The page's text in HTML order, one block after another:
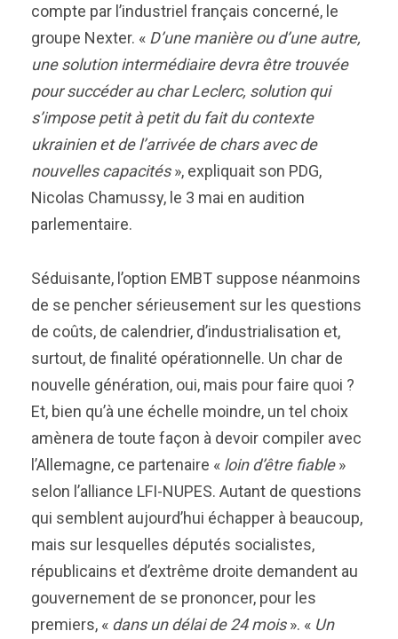
compte par l’industriel français concerné, le
groupe Nexter. « D’une manière ou d’une autre,
une solution intermédiaire devra être trouvée
pour succéder au char Leclerc, solution qui
s’impose petit à petit du fait du contexte
ukrainien et de l’arrivée de chars avec de
nouvelles capacités», expliquait son PDG,
Nicolas Chamussy, le 3 mai en audition
parlementaire.
Séduisante, l’option EMBT suppose néanmoins
de se pencher sérieusement sur les questions
de coûts, de calendrier, d’industrialisation et,
surtout, de finalité opérationnelle. Un char de
nouvelle génération, oui, mais pour faire quoi ?
Et, bien qu’à une échelle moindre, un tel choix
amènera de toute façon à devoir compiler avec
l’Allemagne, ce partenaire « loin d’être fiable»
selon l’alliance LFI-NUPES. Autant de questions
qui semblent aujourd’hui échapper à beaucoup,
mais sur lesquelles députés socialistes,
républicains et d’extrême droite demandent au
gouvernement de se prononcer, pour les
premiers, « dans un délai de 24 mois». « Un